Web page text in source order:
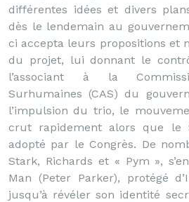
différentes idées et divers
dès le lendemain au
ci accepta leurs propositions et
du projet, lui donnant le
l’associant à la
Surhumaines (CAS) du
l’impulsion du trio, le
crut rapidement alors que le
adopté par le Congrès. De
Stark, Richards et « Pym »,
Man (Peter Parker), protégé
jusqu’à révéler son identité